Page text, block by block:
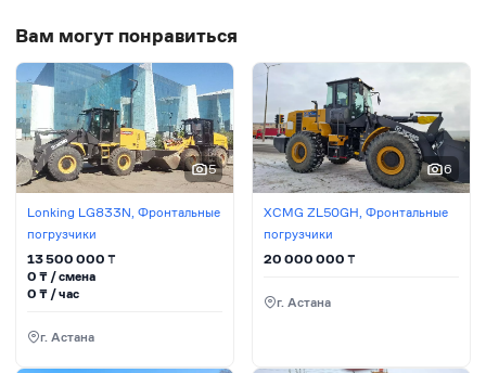
Вам могут понравиться
5
Lonking LG833N, Фронтальные
погрузчики
13 500 000 ₸
0 ₸ / сменa
0 ₸ / час
г. Астана
6
XCMG ZL50GH, Фронтальные
погрузчики
20 000 000₸
г. Астана